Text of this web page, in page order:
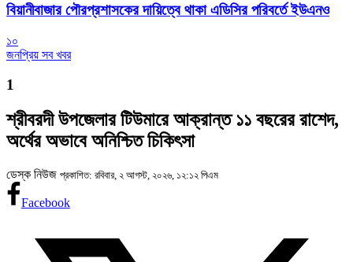
বিয়ানীবাজার পৌরপ্রশাসকের দায়িত্বে থাকা এডিসির পরিবর্তে ইউএনও
১০
জনপ্রিয় সব খবর
1
শ্রীবরদী উপজেলার টিউমারে আক্রান্ত ১১ বছরের রাশেদ,
অর্থের অভাবে অনিশ্চিত চিকিৎসা
ডেস্ক নিউজ প্রকাশিত: রবিবার, ২ আগস্ট, ২০২৬, ১২:১২ পিএম
Facebook